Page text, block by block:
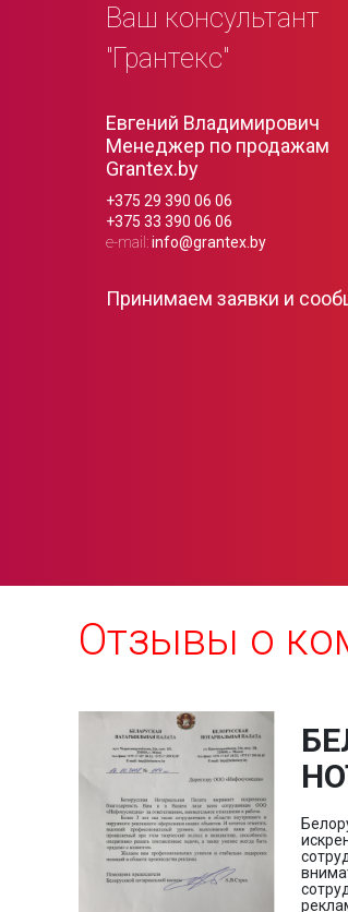
Ваш консультант
"Грантекс"
Евгений Владимирович
Менеджер по продажам
Grantex.by
+375 29 390 06 06
+375 33 390 06 06
e-mail:info@grantex.by
Принимаем заявки и
Отзывы о